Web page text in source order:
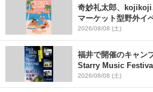
奇妙礼太郎、kojikoji
マーケット型野外イ
早割チケット発売開始
2026/08/08 (土)
福井で開催のキャン
Starry Music
SCOOBIE DO、かり
2026/08/08 (土)